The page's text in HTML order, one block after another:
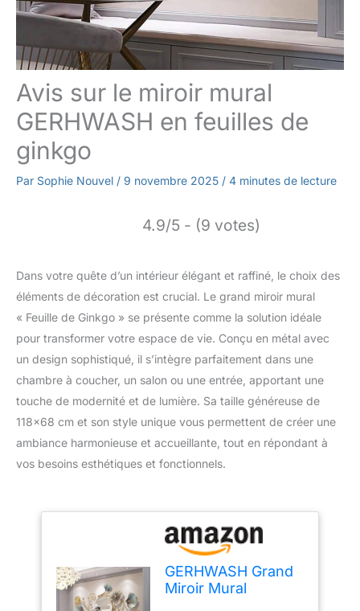
Avis sur le miroir mural
GERHWASH en feuilles de
ginkgo
Par Sophie Nouvel / 9 novembre 2025 / 4 minutes de lecture
4.9/5 - (9 votes)
Dans votre quête d’un intérieur élégant et raffiné, le choix des
éléments de décoration est crucial. Le grand miroir mural
« Feuille de Ginkgo » se présente comme la solution idéale
pour transformer votre espace de vie. Conçu en métal avec
un design sophistiqué, il s’intègre parfaitement dans une
chambre à coucher, un salon ou une entrée, apportant une
touche de modernité et de lumière. Sa taille généreuse de
118×68 cm et son style unique vous permettent de créer une
ambiance harmonieuse et accueillante, tout en répondant à
vos besoins esthétiques et fonctionnels.
GERHWASH Grand
Miroir Mural